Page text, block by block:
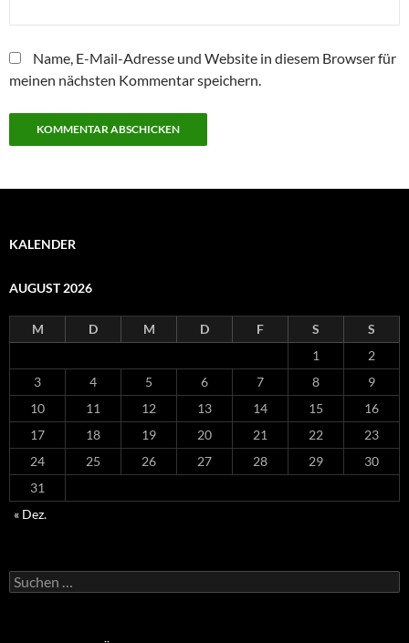
Name, E-Mail-Adresse und Website in diesem Browser für
meinen nächsten Kommentar speichern.
KALENDER
AUGUST 2026
M D M D F S
S
1
2
3
4 5 6 7 8
9
10
11 12 13 14 15
16
17
18 19 20 21 22
23
24
25 26 27 28 29
30
31
« Dez.
Suchen
nach: